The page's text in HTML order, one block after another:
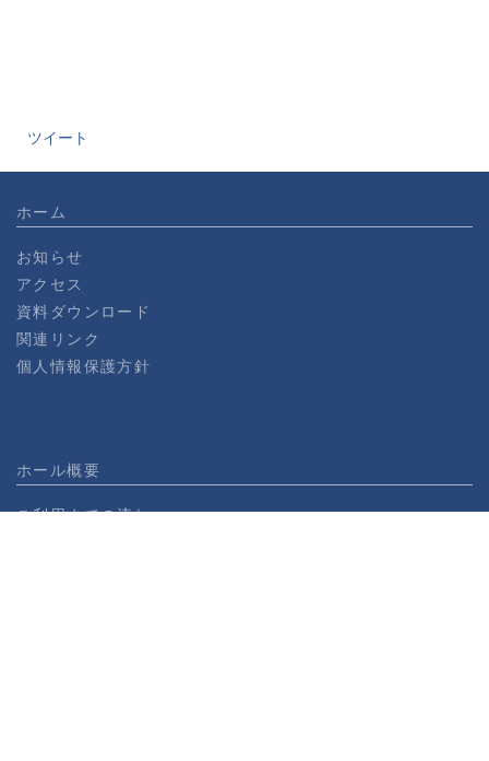
ツイート
ホーム
お知らせ
アクセス
資料ダウンロード
関連リンク
個人情報保護方針
ホール概要
ご利用までの流れ